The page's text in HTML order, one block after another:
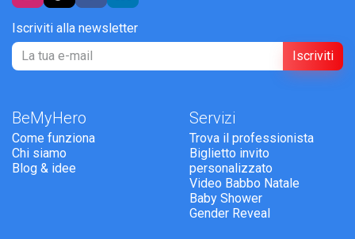
Iscriviti alla newsletter
Iscriviti
BeMyHero
Come funziona
Chi siamo
Blog & idee
Servizi
Trova il professionista
Biglietto invito
personalizzato
Video Babbo Natale
Baby Shower
Gender Reveal